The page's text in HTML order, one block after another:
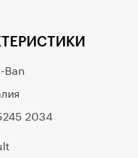
Ban
2034